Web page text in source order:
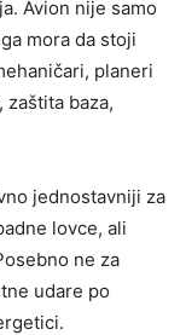
Avion nije samo
mora da stoji
planeri
zaštita baza,
jednostavniji za
lovce, ali
ne za
udare po